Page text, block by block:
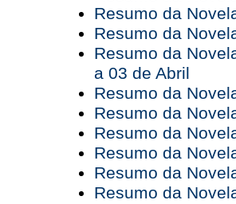
Resumo da
Resumo da
Resumo da
a 03 de Abril
Resumo da
Resumo da
Resumo da
Resumo da
Resumo da
Resumo da